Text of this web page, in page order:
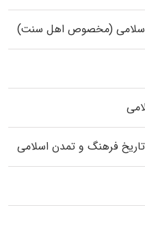
اسلامی (مخصوص اهل سنت)
فرهنگ و تمدن اسلامی